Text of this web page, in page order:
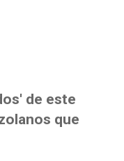
de este
que